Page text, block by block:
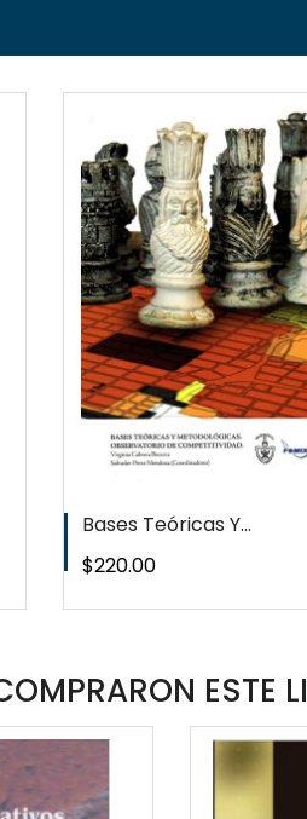
Bases Teóricas Y...
Precio
$220.00
ESTE